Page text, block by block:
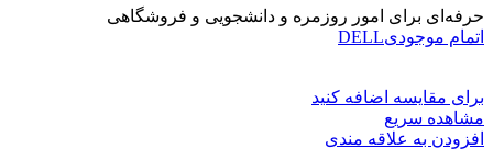
حرفه‌ای برای امور روزمره و دانشجویی و فروشگاهی
اتمام موجودیDELL
برای مقایسه اضافه کنید
مشاهده سریع
افزودن به علاقه مندی